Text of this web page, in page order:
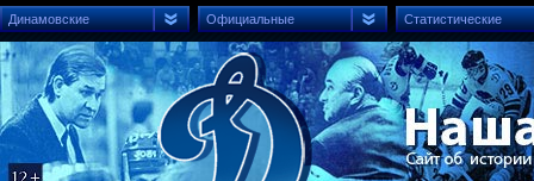
Динамовские Официальные Статистические